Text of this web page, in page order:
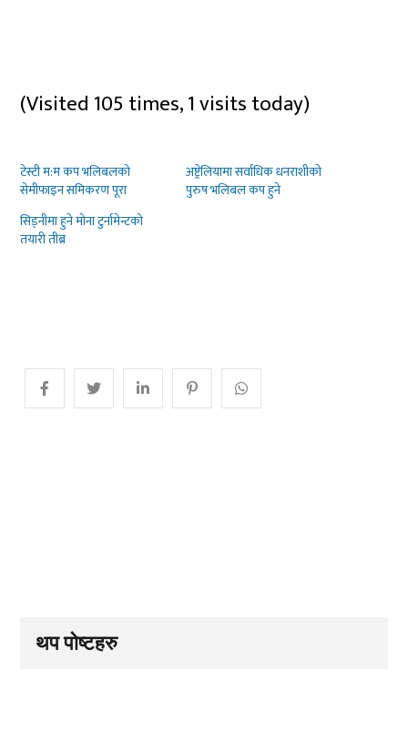
(Visited 105 times, 1 visits today)
टेस्टी म:म कप भलिबलको
सेमीफाइन समिकरण पूरा
अष्ट्रेलियामा सर्वाधिक धनराशीको
पुरुष भलिबल कप हुने
सिड्नीमा हुने मोना टुर्नामेन्टको
तयारी तीब्र
थप पोष्टहरु